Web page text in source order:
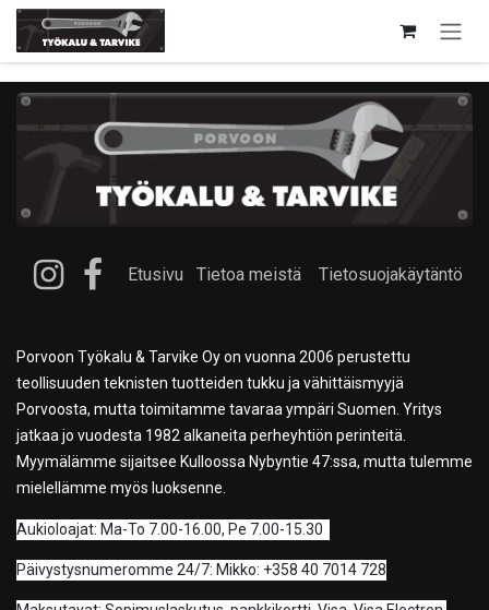
Siirry sisältöön
Etusivu Tietoa meistä Tietosuojakäytäntö
Porvoon Työkalu & Tarvike Oy on vuonna 2006 perustettu
teollisuuden teknisten tuotteiden tukku ja vähittäismyyjä
Porvoosta, mutta toimitamme tavaraa ympäri Suomen. Yritys
jatkaa jo vuodesta 1982 alkaneita perheyhtiön perinteitä.
Myymälämme sijaitsee Kulloossa Nybyntie 47:ssa, mutta tulemme
mielellämme myös luoksenne.
Aukioloajat: Ma-To 7.00-16.00, Pe 7.00-15.30
Päivystysnumeromme 24/7: Mikko: +358 40 7014 728